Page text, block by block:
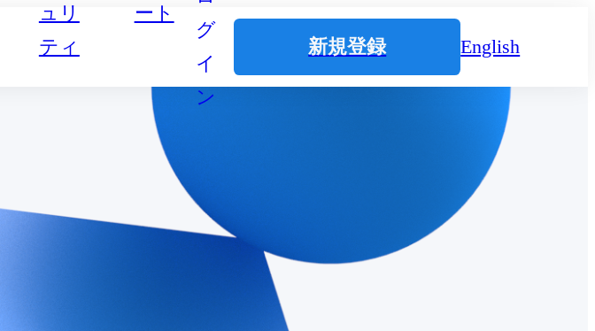
ュリ
ティ
ート
グ
イ
ン
新規登録 English